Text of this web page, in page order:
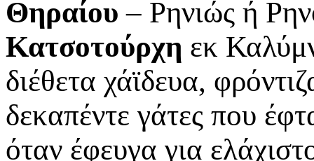
Θηραίου – Ρηνιώς ή
Κατσοτούρχη εκ
διέθετα χάϊδευα,
δεκαπέντε γάτες που
όταν έφευγα για